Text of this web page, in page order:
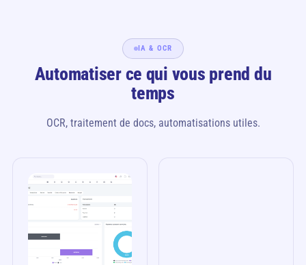
IA & OCR
Automatiser ce qui vous prend du
temps
OCR, traitement de docs, automatisations utiles.